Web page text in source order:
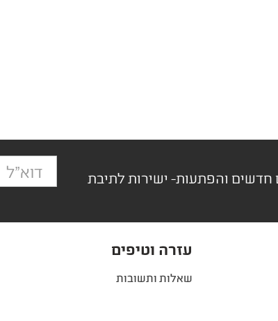
חדשים והפתעות- ישירות לתיבת
עזרה וטיפים
שאלות ותשובות